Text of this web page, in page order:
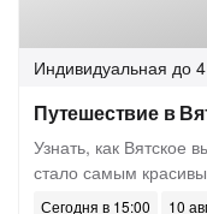
Индивидуальная до
Путешествие в
Узнать, как Вятское
стало самым
Сегодня в 15:00 10